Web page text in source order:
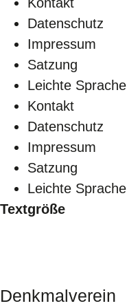
Datenschutz
Impressum
Satzung
Leichte Sprache
Kontakt
Datenschutz
Impressum
Satzung
Leichte Sprache
Textgröße
Denkmalverein